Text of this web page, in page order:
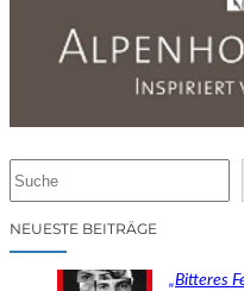
cNEUESTE BEITRÄGE
„Bitteres